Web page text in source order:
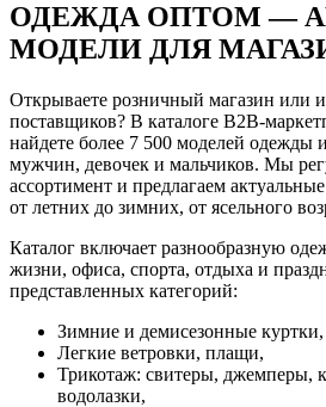
ОДЕЖДА ОПТОМ —
МОДЕЛИ ДЛЯ
Открываете розничный магазин или
поставщиков? В каталоге B2B-
найдете более 7 500 моделей
мужчин, девочек и мальчиков. Мы
ассортимент и предлагаем
от летних до зимних, от ясельного
Каталог включает разнообразную
жизни, офиса, спорта, отдыха и
представленных категорий:
Зимние и демисезонные куртки,
Легкие ветровки, плащи,
Трикотаж: свитеры, джемперы,
водолазки,